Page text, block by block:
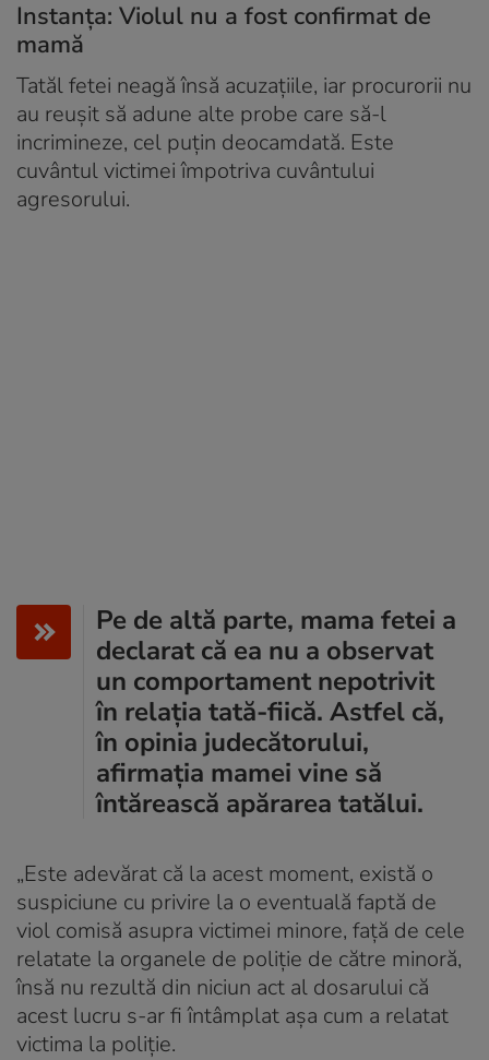
Instanța: Violul nu a fost confirmat de
mamă
Tatăl fetei neagă însă acuzațiile, iar procurorii nu
au reușit să adune alte probe care să-l
incrimineze, cel puțin deocamdată. Este
cuvântul victimei împotriva cuvântului
agresorului.
Pe de altă parte, mama fetei a
declarat că ea nu a observat
un comportament nepotrivit
în relația tată-fiică. Astfel că,
în opinia judecătorului,
afirmația mamei vine să
întărească apărarea tatălui.
„Este adevărat că la acest moment, există o
suspiciune cu privire la o eventuală faptă de
viol comisă asupra victimei minore, față de cele
relatate la organele de poliție de către minoră,
însă nu rezultă din niciun act al dosarului că
acest lucru s-ar fi întâmplat așa cum a relatat
victima la poliție.